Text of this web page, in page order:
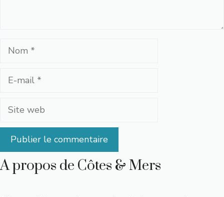
Nom
Site
A propos de Côtes & Mers